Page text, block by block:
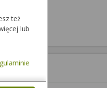
też
lub